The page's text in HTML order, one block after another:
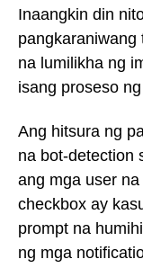
Inaangkin din
pangkaraniwang
na lumilikha ng
isang proseso
Ang hitsura ng
na bot-detection
ang mga user
checkbox ay
prompt na
ng mga